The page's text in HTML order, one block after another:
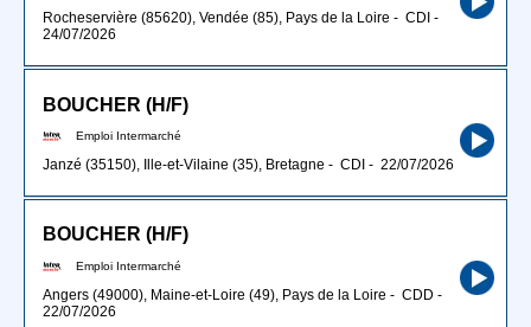
Rocheservière (85620), Vendée (85), Pays de la Loire - CDI -
24/07/2026
BOUCHER (H/F)
Emploi Intermarché
Janzé (35150), Ille-et-Vilaine (35), Bretagne - CDI - 22/07/2026
BOUCHER (H/F)
Emploi Intermarché
Angers (49000), Maine-et-Loire (49), Pays de la Loire - CDD -
22/07/2026